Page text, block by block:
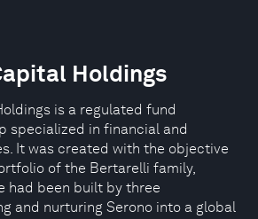
Holdings
is a regulated fund
specialized in financial and
It was created with the objective
of the Bertarelli family,
had been built by three
and nurturing Serono into a global